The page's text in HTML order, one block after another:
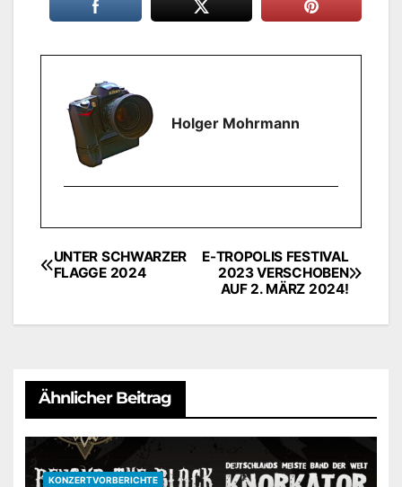
Holger Mohrmann
Beitragsnavigation
E-TROPOLIS FESTIVAL
2023 VERSCHOBEN
AUF 2. MÄRZ 2024!
UNTER SCHWARZER
FLAGGE 2024
Ähnlicher Beitrag
KONZERTVORBERICHTE